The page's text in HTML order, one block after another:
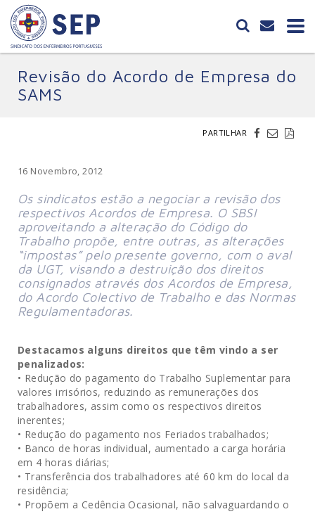
Revisão do Acordo de Empresa do
SAMS
PARTILHAR
16 Novembro, 2012
Os sindicatos estão a negociar a revisão dos
respectivos Acordos de Empresa. O SBSI
aproveitando a alteração do Código do
Trabalho propõe, entre outras, as alterações
“impostas” pelo presente governo, com o aval
da UGT, visando a destruição dos direitos
consignados através dos Acordos de Empresa,
do Acordo Colectivo de Trabalho e das Normas
Regulamentadoras.
Destacamos alguns direitos que têm vindo a ser
penalizados:
• Redução do pagamento do Trabalho Suplementar para
valores irrisórios, reduzindo as remunerações dos
trabalhadores, assim como os respectivos direitos
inerentes;
• Redução do pagamento nos Feriados trabalhados;
• Banco de horas individual, aumentado a carga horária
em 4 horas diárias;
• Transferência dos trabalhadores até 60 km do local da
residência;
• Propõem a Cedência Ocasional, não salvaguardando o